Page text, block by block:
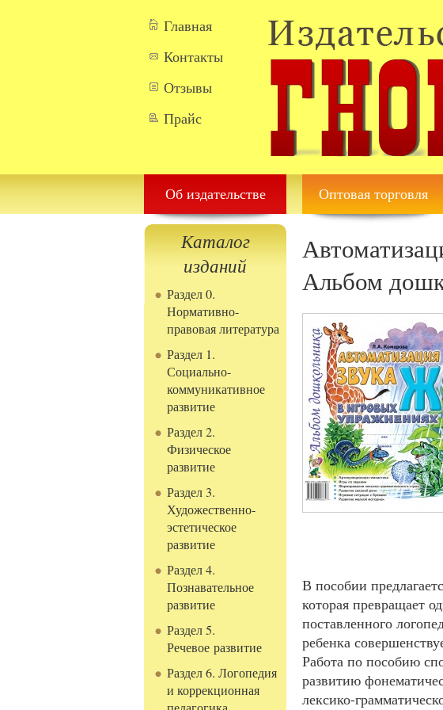
Главная
Контакты
Отзывы
Прайс
Об издательстве Оптовая торговля
Каталог
изданий
Раздел 0.
Нормативно-
правовая литература
Раздел 1.
Социально-
коммуникативное
развитие
Раздел 2.
Физическое
развитие
Раздел 3.
Художественно-
эстетическое
развитие
Раздел 4.
Познавательное
развитие
Раздел 5.
Речевое развитие
Раздел 6. Логопедия
и коррекционная
Альбом
В пособии
которая превращает
поставленного
ребенка
Работа по пособию
развитию
лексико-